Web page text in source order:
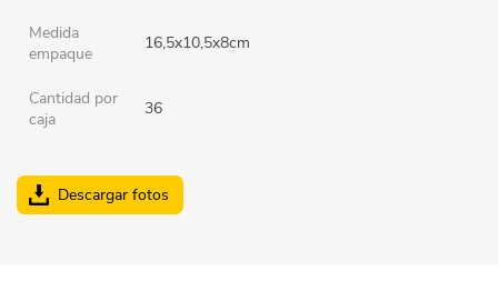
Medida
empaque
16,5x10,5x8cm
Cantidad por
caja
36
Descargar fotos